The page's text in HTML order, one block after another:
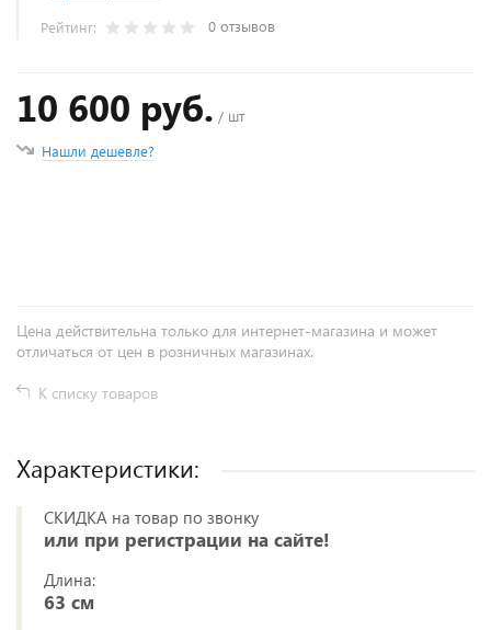
Рейтинг: 0 отзывов
10 600 руб. / шт
Нашли дешевле?
Цена действительна только для интернет-магазина и может
отличаться от цен в розничных магазинах.
К списку товаров
Характеристики:
СКИДКА на товар по звонку
или при регистрации на сайте!
Длина:
63 см